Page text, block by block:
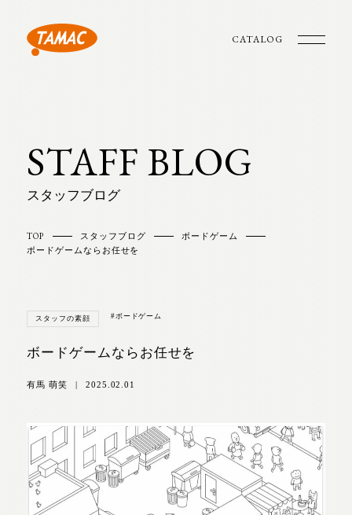
CATALOG
STAFF BLOG
スタッフブログ
TOP スタッフブログ
ボードゲーム
ボードゲームならお任せを
スタッフの素顔 #ボードゲーム
ボードゲームならお任せを
有馬 萌笑 | 2025.02.01